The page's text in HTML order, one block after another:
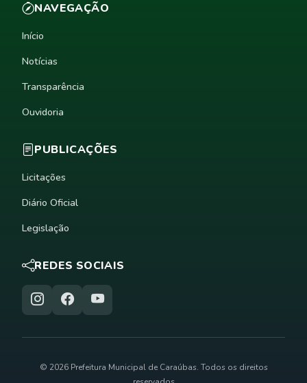
NAVEGAÇÃO
Início
Notícias
Transparência
Ouvidoria
PUBLICAÇÕES
Licitações
Diário Oficial
Legislação
REDES SOCIAIS
© 2026 Prefeitura Municipal de Caraúbas. Todos os direitos